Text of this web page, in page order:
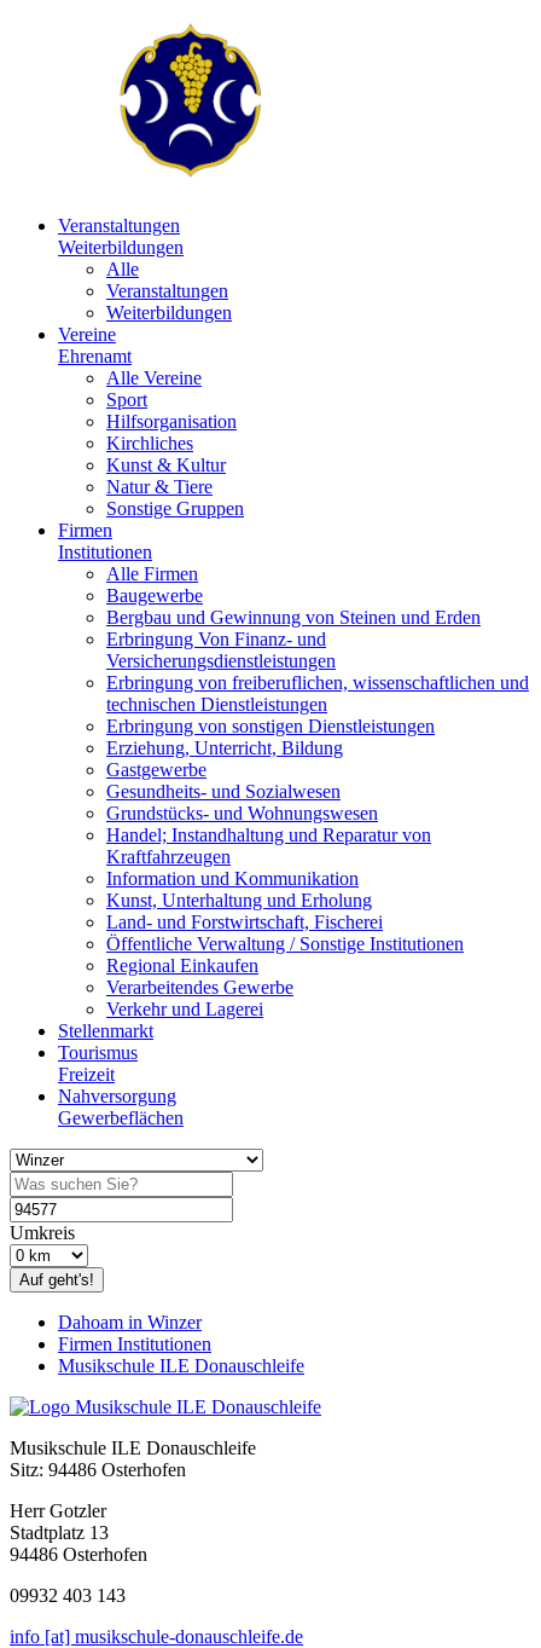
Veranstaltungen
Weiterbildungen
Alle
Veranstaltungen
Weiterbildungen
Vereine
Ehrenamt
Alle Vereine
Sport
Hilfsorganisation
Kirchliches
Kunst & Kultur
Natur & Tiere
Sonstige Gruppen
Firmen
Institutionen
Alle Firmen
Baugewerbe
Bergbau und Gewinnung von Steinen und Erden
Erbringung Von Finanz- und
Versicherungsdienstleistungen
Erbringung von freiberuflichen, wissenschaftlichen und
technischen Dienstleistungen
Erbringung von sonstigen Dienstleistungen
Erziehung, Unterricht, Bildung
Gastgewerbe
Gesundheits- und Sozialwesen
Grundstücks- und Wohnungswesen
Handel; Instandhaltung und Reparatur von
Kraftfahrzeugen
Information und Kommunikation
Kunst, Unterhaltung und Erholung
Land- und Forstwirtschaft, Fischerei
Öffentliche Verwaltung / Sonstige Institutionen
Regional Einkaufen
Verarbeitendes Gewerbe
Verkehr und Lagerei
Stellenmarkt
Tourismus
Freizeit
Nahversorgung
Gewerbeflächen
Umkreis
Auf geht's!
Dahoam in Winzer
Firmen Institutionen
Musikschule ILE Donauschleife
Musikschule ILE Donauschleife
Sitz: 94486 Osterhofen
Herr Gotzler
Stadtplatz 13
94486 Osterhofen
09932 403 143
info [at] musikschule-donauschleife.de